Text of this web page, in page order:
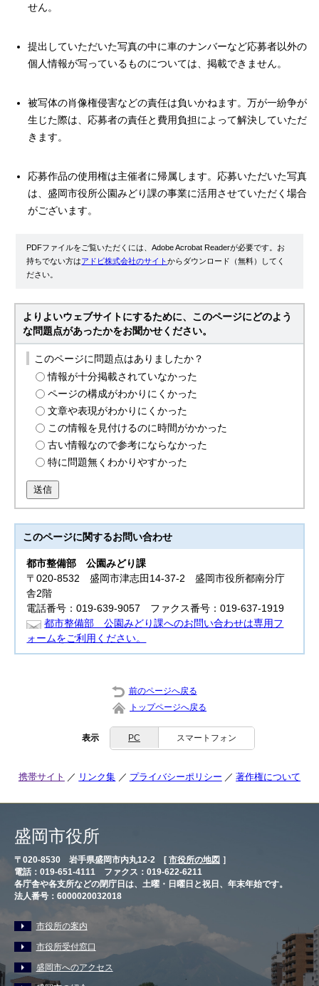
せん。
提出していただいた写真の中に車のナンバーなど応募者以外の
個人情報が写っているものについては、掲載できません。
被写体の肖像権侵害などの責任は負いかねます。万が一紛争が
生じた際は、応募者の責任と費用負担によって解決していただ
きます。
応募作品の使用権は主催者に帰属します。応募いただいた写真
は、盛岡市役所公園みどり課の事業に活用させていただく場合
がございます。
PDFファイルをご覧いただくには、Adobe Acrobat Readerが必要です。お
持ちでない方はアドビ株式会社のサイトからダウンロード（無料）してく
ださい。
よりよいウェブサイトにするために、このページにどのよう
な問題点があったかをお聞かせください。
このページに問題点はありましたか？
情報が十分掲載されていなかった
ページの構成がわかりにくかった
文章や表現がわかりにくかった
この情報を見付けるのに時間がかかった
古い情報なので参考にならなかった
特に問題無くわかりやすかった
送信
このページに関するお問い合わせ
都市整備部公園みどり課
〒020-8532 盛岡市津志田14-37-2 盛岡市役所都南分庁
舎2階
電話番号：019-639-9057 ファクス番号：019-637-1919
都市整備部 公園みどり課へのお問い合わせは専用フ
ォームをご利用ください。
前のページへ戻る
トップページへ戻る
表示 PC スマートフォン
携帯サイト リンク集 プライバシーポリシー 著作権について
盛岡市役所
〒020-8530 岩手県盛岡市内丸12-2 [ 市役所の地図 ］
電話：019-651-4111 ファクス：019-622-6211
各庁舎や各支所などの閉庁日は、土曜・日曜日と祝日、年末年始です。
法人番号：6000020032018
市役所の案内
市役所受付窓口
盛岡市へのアクセス